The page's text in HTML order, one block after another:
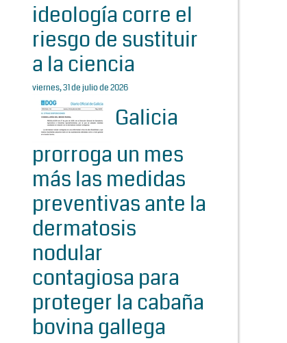
ideología corre el
riesgo de sustituir
a la ciencia
viernes, 31 de julio de 2026
Galicia
prorroga un mes
más las medidas
preventivas ante la
dermatosis
nodular
contagiosa para
proteger la cabaña
bovina gallega